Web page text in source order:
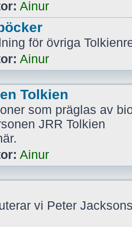
Ainur
för övriga
Ainur
Tolkien
som präglas av
JRR Tolkien
Ainur
vi Peter